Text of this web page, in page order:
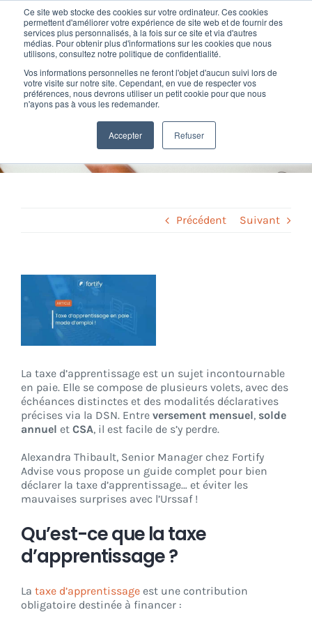
Ce site web stocke des cookies sur votre ordinateur. Ces cookies
permettent d'améliorer votre expérience de site web et de fournir des
services plus personnalisés, à la fois sur ce site et via d'autres
médias. Pour obtenir plus d'informations sur les cookies que nous
utilisons, consultez notre politique de confidentialité.
Vos informations personnelles ne feront l'objet d'aucun suivi lors de
votre visite sur notre site. Cependant, en vue de respecter vos
préférences, nous devrons utiliser un petit cookie pour que nous
n'ayons pas à vous les redemander.
Accepter Refuser
Passer
contenu
Nos offres
Formation
Nos clients
Fortify
Taxe d’apprentissage en
paie : mode d’emploi
Précédent Suivant
l'image
agrandie
La taxe d’apprentissage est un sujet incontournable
en paie. Elle se compose de plusieurs volets, avec des
échéances distinctes et des modalités déclaratives
précises via la DSN. Entre versement mensuel, solde
annuel et CSA, il est facile de s’y perdre.
Alexandra Thibault, Senior Manager chez Fortify
Advise vous propose un guide complet pour bien
déclarer la taxe d’apprentissage… et éviter les
mauvaises surprises avec l’Urssaf !
Qu’est-ce que la taxe
d’apprentissage ?
La taxe d’apprentissage est une contribution
obligatoire destinée à financer :